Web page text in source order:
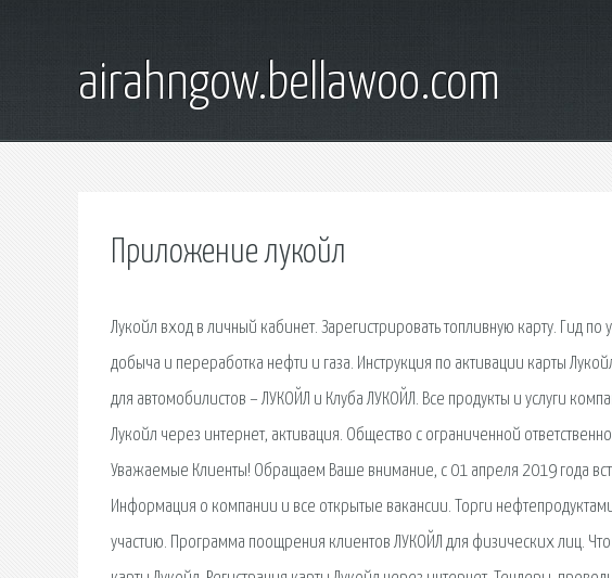
airahngow.bellawoo.com
Приложение лукойл
Лукойл вход в личный кабинет. Зарегистрировать топливную карту. Гид
добыча и переработка нефти и газа. Инструкция по активации карты
для автомобилистов – ЛУКОЙЛ и Клуба ЛУКОЙЛ. Все продукты и услуги
Лукойл через интернет, активация. Общество с ограниченной
Уважаемые Клиенты! Обращаем Ваше внимание, с 01 апреля 2019 года
Информация о компании и все открытые вакансии. Торги
участию. Программа поощрения клиентов ЛУКОЙЛ для физических лиц.